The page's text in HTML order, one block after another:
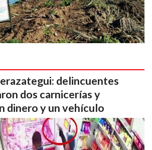
delincuentes
dos carnicerías y
dinero y un vehículo